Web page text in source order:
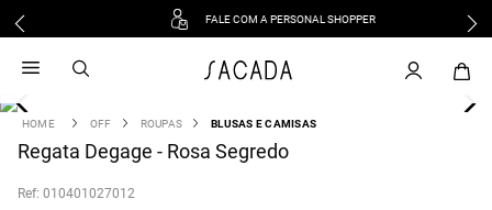
FALE COM A PERSONAL SHOPPER
OFF ROUPAS BLUSAS E CAMISAS
Regata Degage - Rosa Segredo
: 010401027012
vestido
3 º blusa
º tricot